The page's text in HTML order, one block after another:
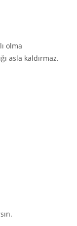
olma
asla kaldırmaz.